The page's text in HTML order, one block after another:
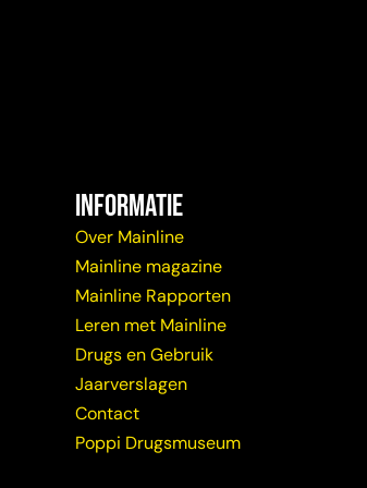
Informatie
Over Mainline
Mainline magazine
Mainline Rapporten
Leren met Mainline
Drugs en Gebruik
Jaarverslagen
Contact
Poppi Drugsmuseum